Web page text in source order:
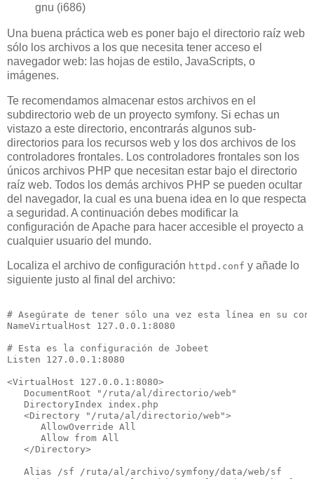
gnu (i686)
Una buena práctica web es poner bajo el directorio raíz web
sólo los archivos a los que necesita tener acceso el
navegador web: las hojas de estilo, JavaScripts, o
imágenes.
Te recomendamos almacenar estos archivos en el
subdirectorio web de un proyecto symfony. Si echas un
vistazo a este directorio, encontrarás algunos sub-
directorios para los recursos web y los dos archivos de los
controladores frontales. Los controladores frontales son los
únicos archivos PHP que necesitan estar bajo el directorio
raíz web. Todos los demás archivos PHP se pueden ocultar
del navegador, la cual es una buena idea en lo que respecta
a seguridad. A continuación debes modificar la
configuración de Apache para hacer accesible el proyecto a
cualquier usuario del mundo.
Localiza el archivo de configuración httpd.conf y añade lo
siguiente justo al final del archivo:
# Asegúrate de tener sólo una vez esta línea en su
NameVirtualHost 127.0.0.1:8080
# Esta es la configuración de Jobeet
Listen 127.0.0.1:8080
<VirtualHost 127.0.0.1:8080>
   DocumentRoot "/ruta/al/directorio/web"
   DirectoryIndex index.php
   <Directory "/ruta/al/directorio/web">
      AllowOverride All
      Allow from All
   </Directory>
   Alias /sf /ruta/al/archivo/symfony/data/web/sf